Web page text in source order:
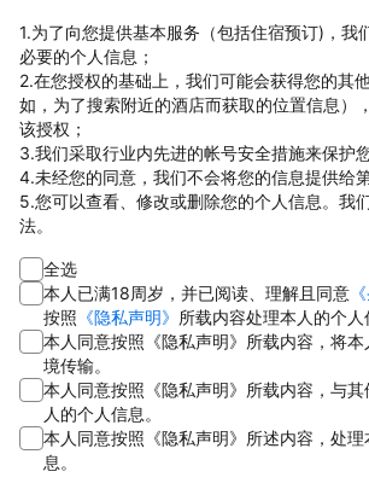
1.为了向您提供基本服务（包括住宿预订)，我
必要的个人信息；
2.在您授权的基础上，我们可能会获得您的其
如，为了搜索附近的酒店而获取的位置信息）
该授权；
3.我们采取行业内先进的帐号安全措施来保护
4.未经您的同意，我们不会将您的信息提供给
5.您可以查看、修改或删除您的个人信息。我
法。
全选
本人已满18周岁，并已阅读、理解且同意
按照 《隐私声明》 所载内容处理本人的个人
本人同意按照《隐私声明》所载内容，将
境传输。
本人同意按照《隐私声明》所载内容，与
人的个人信息。
本人同意按照《隐私声明》所述内容，处
息。